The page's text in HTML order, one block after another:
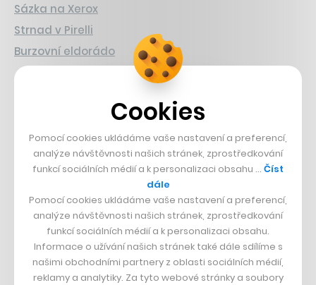
Sázka na Xerox
Strnad v Pirelli
Burzovní eldorádo
Boční projekt, co se zvrtnul
Francouzský šéfkuchař na Šumavě
Dva golfisti, co pečou
DESIGN
Bomma není tichá
Originální hodinky
Nábytek z betonu
Cookies
Pomocí cookies ukládáme vaše nastavení a preferencí,
analýze návštěvnosti našich stránek, zprostředkování
funkcí sociálních médií a k personalizaci obsahu … Číst
dále
Pomocí cookies ukládáme vaše nastavení a preferencí,
analýze návštěvnosti našich stránek, zprostředkování
funkcí sociálních médií a k personalizaci obsahu.
Informace o užívání našich stránek také dále sdílíme s
našimi obchodními partnery z oblasti sociálních médií,
reklamy a analytiky. Za tyto webové stránky a soubory